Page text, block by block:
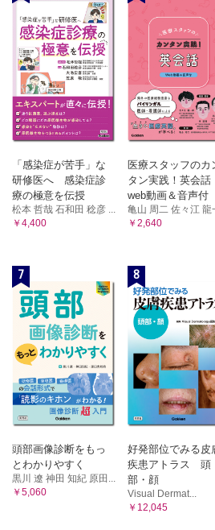
「感染症が苦手」な
研修医へ 感染症診
療の極意を伝授
松本 哲哉 石和田 稔彦 ...
￥4,400
医療スタッフのカ
タン実践！英会話
web動画＆音声付
亀山 周二 佐々江 龍
￥2,640
7
頭部画像診断をもっ
とわかりやすく
黒川 遼 神田 知紀 原田...
￥5,060
8
好発部位でみる皮
疾患アトラス 頭
部・顔
Visual Dermat...
￥12,045